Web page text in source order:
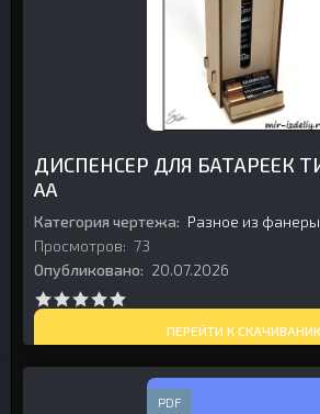
ДИСПЕНСЕР ДЛЯ БАТАРЕЕК
AA
Категория чертежа: Разное из фанеры
Просмотров: 73
Опубликовано: 20.07.2026
ПЕРЕЙТИ К
PDF